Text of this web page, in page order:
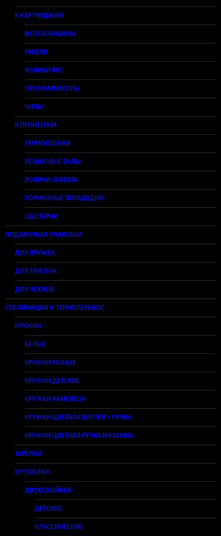
К КАРТРИДЖАМ
ФОТОБАРАБАНЫ
РАКЕЛИ
РОЛИКИ RPC
ПРОГРАММАТОРЫ
ЧИПЫ
К ПРИНТЕРАМ
ТЕРМОПЛЕНКИ
РЕЗИНОВЫЕ ВАЛЫ
РОЛИКИ ЗАХВАТА
ТОРМОЗНЫЕ ПЛОЩАДКИ
ШЕСТЕРНИ
ПОДАРОЧНАЯ УПАКОВКА
ДЛЯ КРУЖЕК
ДЛЯ ТАРЕЛОК
ДЛЯ ЧЕХЛОВ
СУБЛИМАЦИЯ И ТЕРМОПЕРЕНОС
КРУЖКИ
БЕЛЫЕ
КРУЖКИ РАЗНЫЕ
КРУЖКИ ДЕТСКИЕ
КРУЖКИ ХАМЕЛЕОН
КРУЖКИ ЦВЕТНАЯ ВНУТРИ + РУЧКА
КРУЖКИ ЦВЕТНАЯ РУЧКА И КАЕМКА
ТАРЕЛКИ
ФУТБОЛКИ
ДВУХСЛОЙНЫЕ
ДЕТСКИЕ
КЛАССИЧЕСКИЕ